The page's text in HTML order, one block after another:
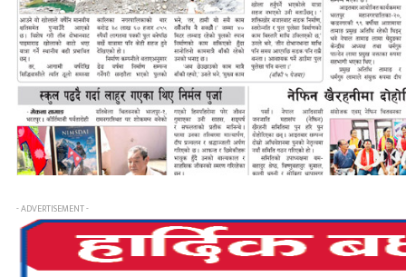
- ADVERTISEMENT -